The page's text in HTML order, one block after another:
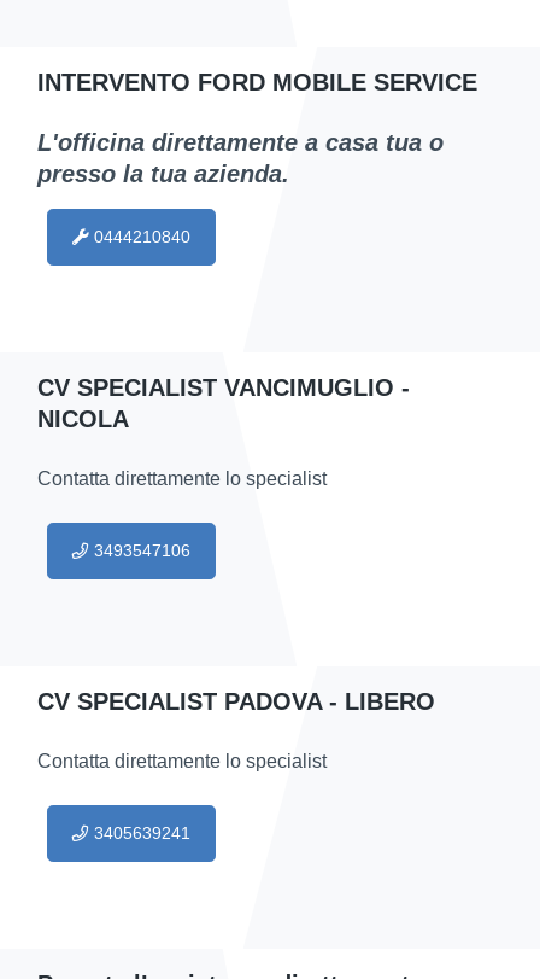
INTERVENTO FORD MOBILE SERVICE
L'officina direttamente a casa tua o
presso la tua azienda.
0444210840
CV SPECIALIST VANCIMUGLIO -
NICOLA
Contatta direttamente lo specialist
3493547106
CV SPECIALIST PADOVA - LIBERO
Contatta direttamente lo specialist
3405639241